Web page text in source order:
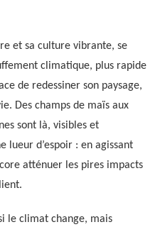
et sa culture vibrante, se
climatique, plus rapide
de redessiner son paysage,
Des champs de maïs aux
sont là, visibles et
lueur d’espoir : en agissant
atténuer les pires impacts
le climat change, mais